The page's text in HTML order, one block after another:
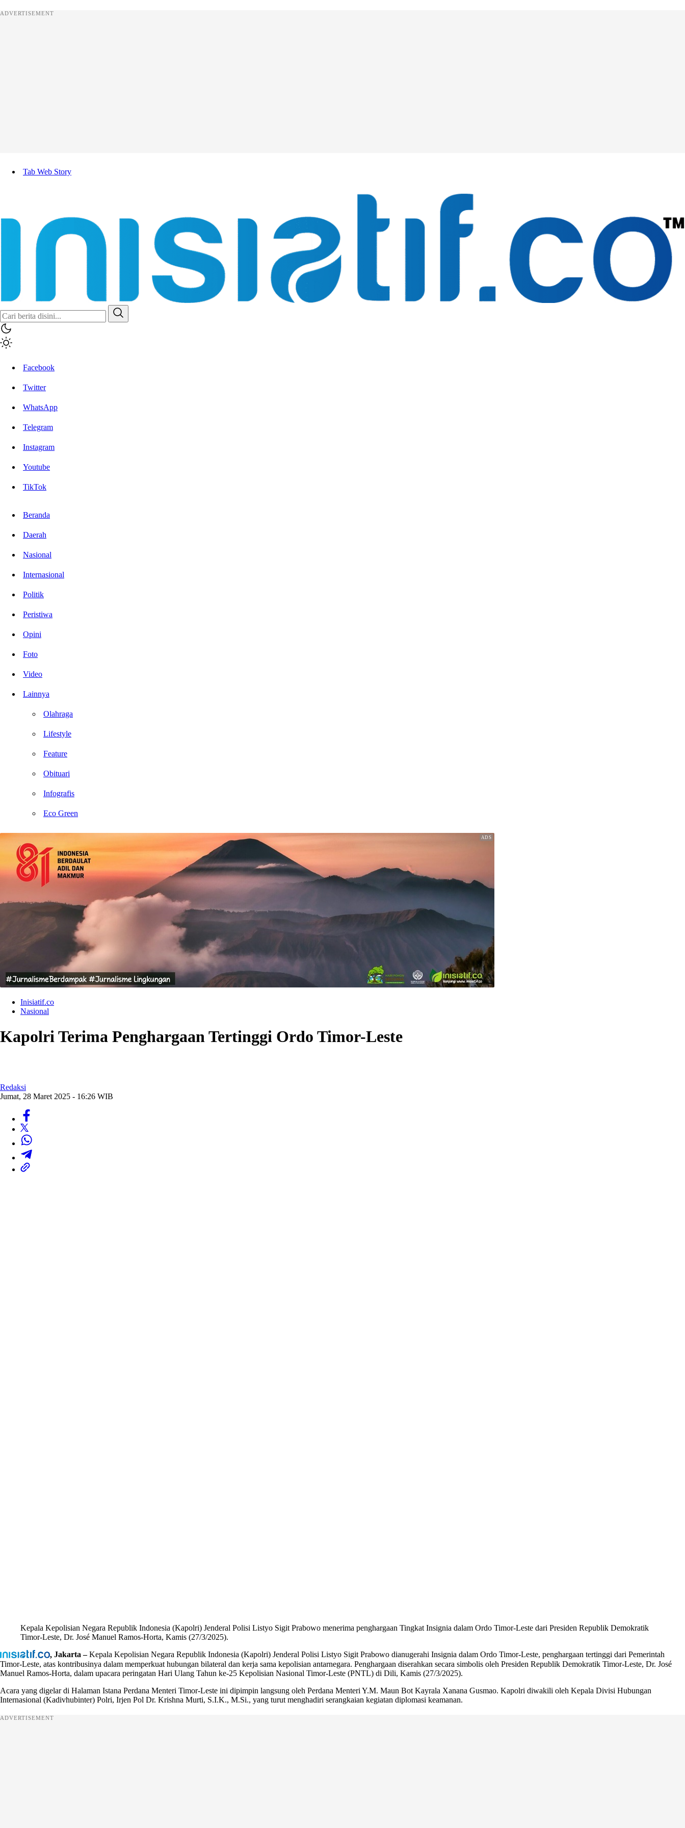
ADVERTISEMENT
Tab Web Story
Facebook
Twitter
WhatsApp
Telegram
Instagram
Youtube
TikTok
Beranda
Daerah
Nasional
Internasional
Politik
Peristiwa
Opini
Foto
Video
Lainnya
Olahraga
Lifestyle
Feature
Obituari
Infografis
Eco Green
Inisiatif.co
Nasional
Kapolri Terima Penghargaan Tertinggi Ordo Timor-Leste
Redaksi
Jumat, 28 Maret 2025 - 16:26 WIB
Kepala Kepolisian Negara Republik Indonesia (Kapolri) Jenderal Polisi Listyo Sigit Prabowo menerima penghargaan Tingkat Insignia dalam Ordo Timor-Leste dari Presiden Republik Demokratik
Timor-Leste, Dr. José Manuel Ramos-Horta, Kamis (27/3/2025).
, Jakarta –Kepala Kepolisian Negara Republik Indonesia (Kapolri) Jenderal Polisi Listyo Sigit Prabowo dianugerahi Insignia dalam Ordo Timor-Leste, penghargaan tertinggi dari Pemerintah
Timor-Leste, atas kontribusinya dalam memperkuat hubungan bilateral dan kerja sama kepolisian antarnegara. Penghargaan diserahkan secara simbolis oleh Presiden Republik Demokratik Timor-Leste, Dr. José
Manuel Ramos-Horta, dalam upacara peringatan Hari Ulang Tahun ke-25 Kepolisian Nasional Timor-Leste (PNTL) di Dili, Kamis (27/3/2025).
Acara yang digelar di Halaman Istana Perdana Menteri Timor-Leste ini dipimpin langsung oleh Perdana Menteri Y.M. Maun Bot Kayrala Xanana Gusmao. Kapolri diwakili oleh Kepala Divisi Hubungan
Internasional (Kadivhubinter) Polri, Irjen Pol Dr. Krishna Murti, S.I.K., M.Si., yang turut menghadiri serangkaian kegiatan diplomasi keamanan.
ADVERTISEMENT